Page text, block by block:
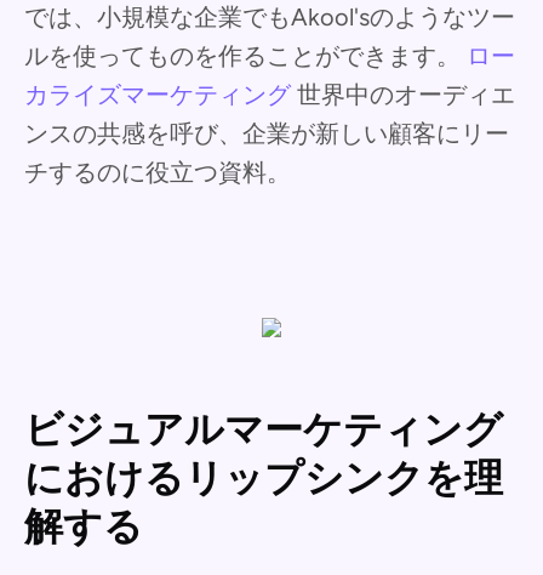
では、小規模な企業でもAkool'sのようなツー
ルを使ってものを作ることができます。
ロー
カライズマーケティング 世界中のオーディエ
ンスの共感を呼び、企業が新しい顧客にリー
チするのに役立つ資料。
ビジュアルマーケティング
におけるリップシンクを理
解する